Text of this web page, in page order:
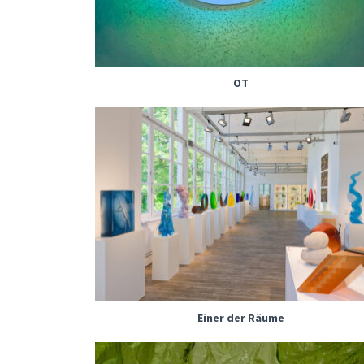
OT
Einer der Räume